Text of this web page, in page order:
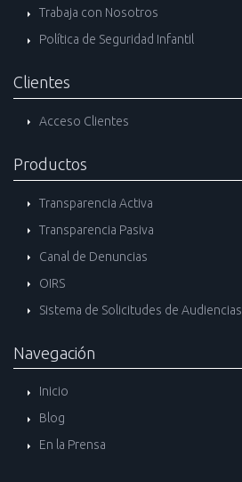
Trabaja con Nosotros
Política de Seguridad Infantil
Clientes
Acceso Clientes
Productos
Transparencia Activa
Transparencia Pasiva
Canal de Denuncias
OIRS
Sistema de Solicitudes de Audiencias
Navegación
Inicio
Blog
En la Prensa